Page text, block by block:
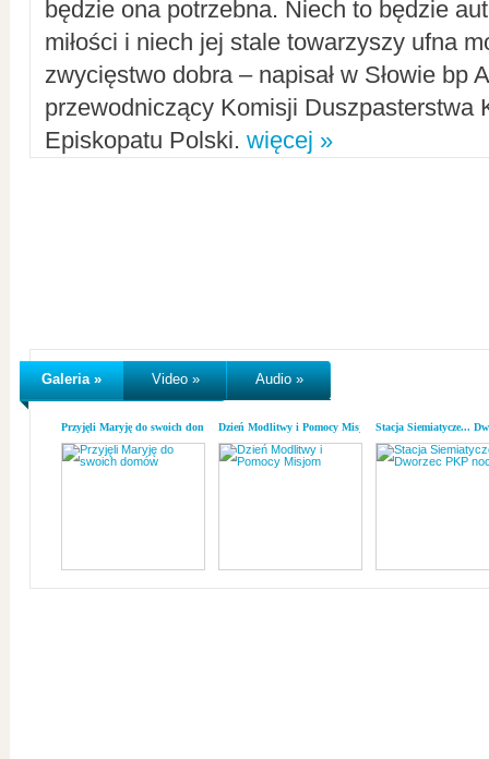
będzie ona potrzebna. Niech to będzie
miłości i niech jej stale towarzyszy ufna
zwycięstwo dobra – napisał w Słowie bp
przewodniczący Komisji Duszpasterstwa
Episkopatu Polski. więcej »
Galeria » Video » Audio »
Przyjęli Maryję do swoich domówDzień Modlitwy i Pomocy MisjomStacja Siemiatycze...